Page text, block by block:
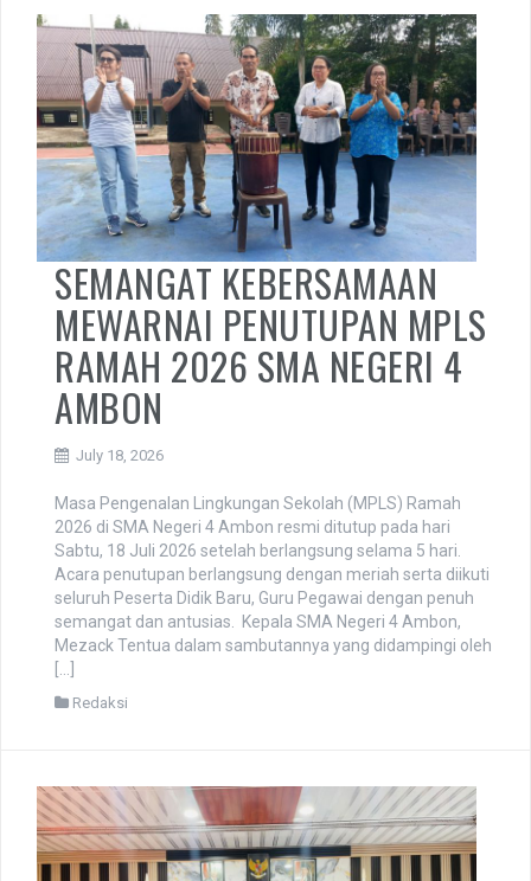
SEMANGAT KEBERSAMAAN
MEWARNAI PENUTUPAN MPLS
RAMAH 2026 SMA NEGERI 4
AMBON
July 18, 2026
Masa Pengenalan Lingkungan Sekolah (MPLS) Ramah
2026 di SMA Negeri 4 Ambon resmi ditutup pada hari
Sabtu, 18 Juli 2026 setelah berlangsung selama 5 hari.
Acara penutupan berlangsung dengan meriah serta diikuti
seluruh Peserta Didik Baru, Guru Pegawai dengan penuh
semangat dan antusias. Kepala SMA Negeri 4 Ambon,
Mezack Tentua dalam sambutannya yang didampingi oleh
Redaksi